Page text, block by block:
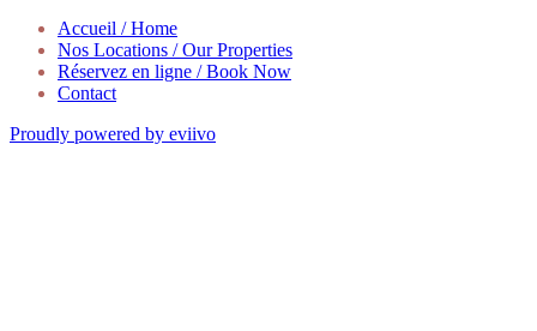
Accueil / Home
Nos Locations / Our Properties
Réservez en ligne / Book Now
Contact
Proudly powered by eviivo